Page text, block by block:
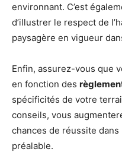
environnant. C’est
d’illustrer le respect de
paysagère en vigueur
Enfin, assurez-vous que
en fonction des
spécificités de votre
conseils, vous
chances de réussite
préalable.